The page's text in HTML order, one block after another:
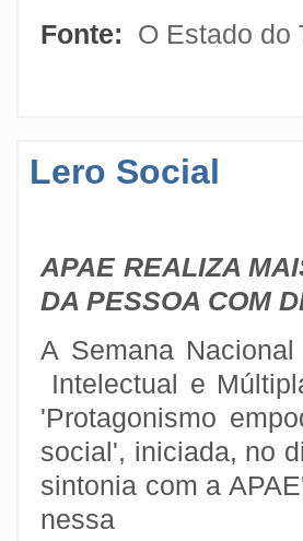
Fonte:
O Estado do
Lero Social
APAE REALIZA
DA PESSOA COM
A Semana
Intelectual e
'Protagonismo
social', iniciada, no
sintonia com a
nessa